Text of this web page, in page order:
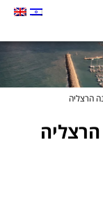
הרצליה
הרצליה